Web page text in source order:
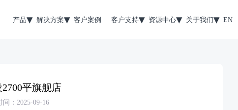
产品 解决方案 客户案例 客户支持 资源中心 关于我们 EN
平旗舰店
间：2025-09-16